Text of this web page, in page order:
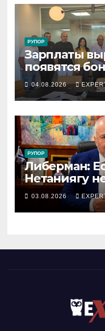
РУПОР
Зарплаты
появятся
получили
04.08.2026
РУПОР
Либерман:
Нетаниягу
докажет
03.08.2026